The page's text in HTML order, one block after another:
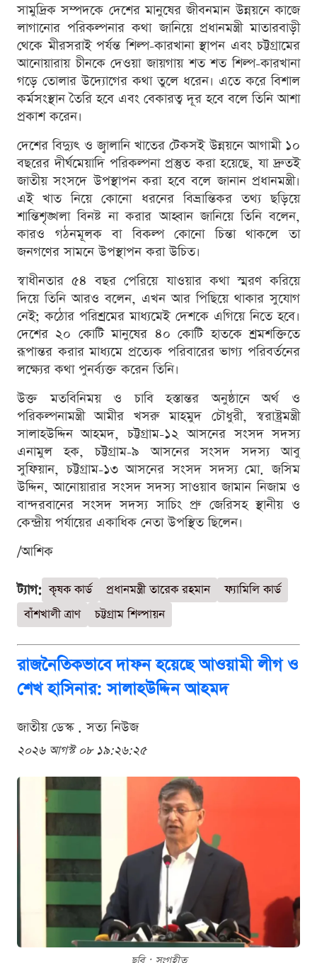
সামুদ্রিক সম্পদকে দেশের মানুষের জীবনমান উন্নয়নে কাজে
লাগানোর পরিকল্পনার কথা জানিয়ে প্রধানমন্ত্রী মাতারবাড়ী
থেকে মীরসরাই পর্যন্ত শিল্প-কারখানা স্থাপন এবং চট্টগ্রামের
আনোয়ারায় চীনকে দেওয়া জায়গায় শত শত শিল্প-কারখানা
গড়ে তোলার উদ্যোগের কথা তুলে ধরেন। এতে করে বিশাল
কর্মসংস্থান তৈরি হবে এবং বেকারত্ব দূর হবে বলে তিনি আশা
প্রকাশ করেন।
দেশের বিদ্যুৎ ও জ্বালানি খাতের টেকসই উন্নয়নে আগামী ১০
বছরের দীর্ঘমেয়াদি পরিকল্পনা প্রস্তুত করা হয়েছে, যা দ্রুতই
জাতীয় সংসদে উপস্থাপন করা হবে বলে জানান প্রধানমন্ত্রী।
এই খাত নিয়ে কোনো ধরনের বিভ্রান্তিকর তথ্য ছড়িয়ে
শান্তিশৃঙ্খলা বিনষ্ট না করার আহ্বান জানিয়ে তিনি বলেন,
কারও গঠনমূলক বা বিকল্প কোনো চিন্তা থাকলে তা
জনগণের সামনে উপস্থাপন করা উচিত।
স্বাধীনতার ৫৪ বছর পেরিয়ে যাওয়ার কথা স্মরণ করিয়ে
দিয়ে তিনি আরও বলেন, এখন আর পিছিয়ে থাকার সুযোগ
নেই; কঠোর পরিশ্রমের মাধ্যমেই দেশকে এগিয়ে নিতে হবে।
দেশের ২০ কোটি মানুষের ৪০ কোটি হাতকে শ্রমশক্তিতে
রূপান্তর করার মাধ্যমে প্রত্যেক পরিবারের ভাগ্য পরিবর্তনের
লক্ষ্যের কথা পুনর্ব্যক্ত করেন তিনি।
উক্ত মতবিনিময় ও চাবি হস্তান্তর অনুষ্ঠানে অর্থ ও
পরিকল্পনামন্ত্রী আমীর খসরু মাহমুদ চৌধুরী, স্বরাষ্ট্রমন্ত্রী
সালাহউদ্দিন আহমদ, চট্টগ্রাম-১২ আসনের সংসদ সদস্য
এনামুল হক, চট্টগ্রাম-৯ আসনের সংসদ সদস্য আবু
সুফিয়ান, চট্টগ্রাম-১৩ আসনের সংসদ সদস্য মো. জসিম
উদ্দিন, আনোয়ারার সংসদ সদস্য সাওয়াব জামান নিজাম ও
বান্দরবানের সংসদ সদস্য সাচিং প্রু জেরিসহ স্থানীয় ও
কেন্দ্রীয় পর্যায়ের একাধিক নেতা উপস্থিত ছিলেন।
/আশিক
ট্যাগ: কৃষক কার্ড প্রধানমন্ত্রী তারেক রহমান
ফ্যামিলি কার্ড
বাঁশখালী ত্রাণ
চট্টগ্রাম শিল্পায়ন
রাজনৈতিকভাবে দাফন হয়েছে আওয়ামী লীগ ও
শেখ হাসিনার: সালাহউদ্দিন আহমদ
জাতীয় ডেস্ক . সত্য নিউজ
২০২৬ আগস্ট ০৮ ১৯:২৬:২৫